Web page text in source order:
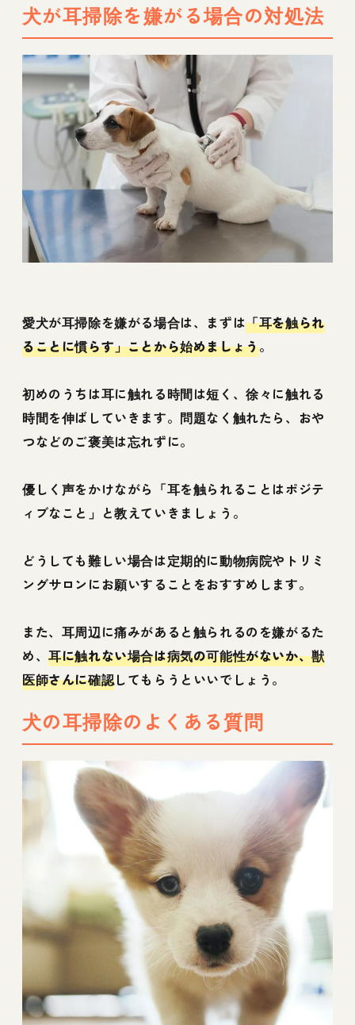
犬が耳掃除を嫌がる場合の対処法
愛犬が耳掃除を嫌がる場合は、まずは「耳を触られ
ることに慣らす」ことから始めましょう。
初めのうちは耳に触れる時間は短く、徐々に触れる
時間を伸ばしていきます。問題なく触れたら、おや
つなどのご褒美は忘れずに。
優しく声をかけながら「耳を触られることはポジテ
ィブなこと」と教えていきましょう。
どうしても難しい場合は定期的に動物病院やトリミ
ングサロンにお願いすることをおすすめします。
また、耳周辺に痛みがあると触られるのを嫌がるた
め、耳に触れない場合は病気の可能性がないか、獣
医師さんに確認してもらうといいでしょう。
犬の耳掃除のよくある質問